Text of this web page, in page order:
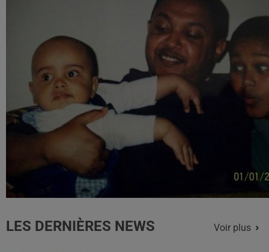
LES DERNIÈRES NEWS Voir plus